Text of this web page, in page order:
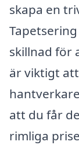
skapa en
skillnad för
är viktigt
att du får
rimliga